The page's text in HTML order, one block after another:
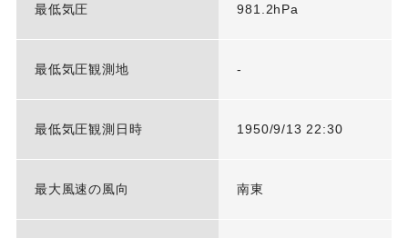
最低気圧 981.2hPa
最低気圧観測地 -
最低気圧観測日時 1950/9/13 22:30
最大風速の風向 南東